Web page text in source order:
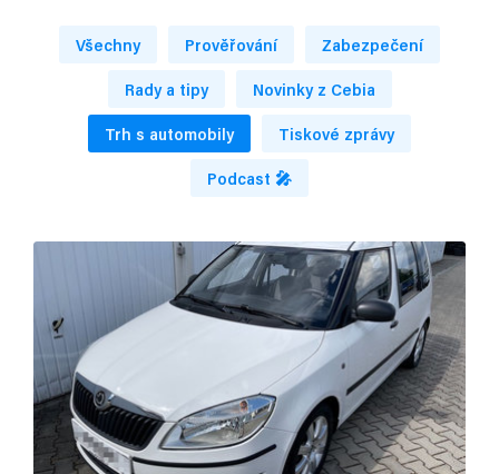
Všechny Prověřování
Zabezpečení
Rady a tipy
Novinky z Cebia
Trh s automobily
Tiskové zprávy
Podcast 🎤